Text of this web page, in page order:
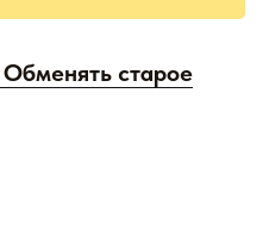
старое